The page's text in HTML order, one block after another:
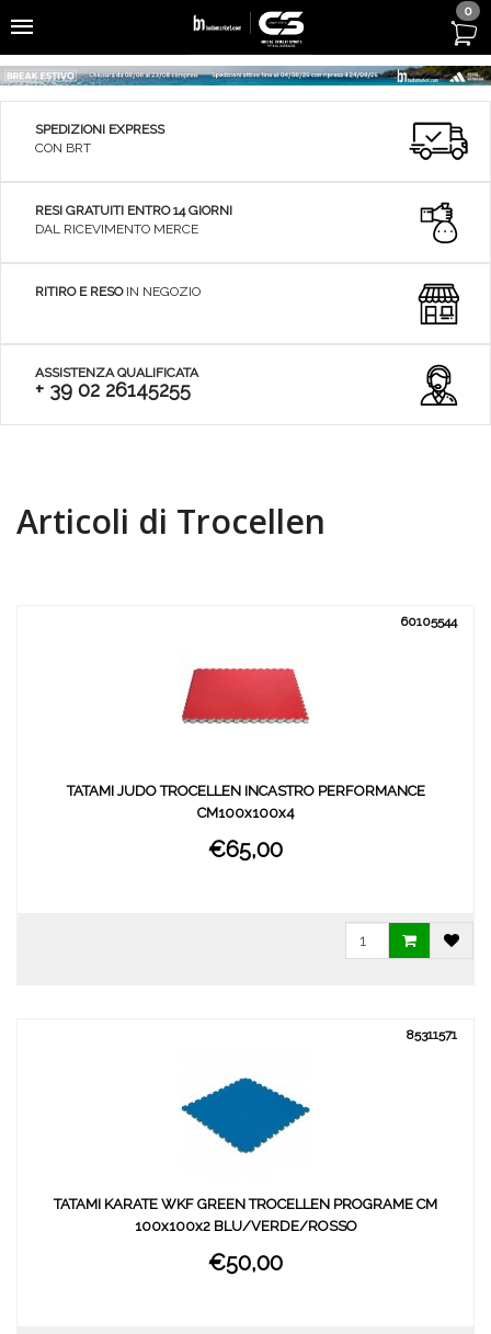
0
SPEDIZIONI EXPRESS
CON BRT
RESI GRATUITI ENTRO 14 GIORNI
DAL RICEVIMENTO MERCE
RITIRO E RESOIN NEGOZIO
ASSISTENZA QUALIFICATA
+ 39 02 26145255
Articoli di Trocellen
60105544
TATAMI JUDO TROCELLEN INCASTRO PERFORMANCE
CM100x100x4
€65,00
85311571
TATAMI KARATE WKF GREEN TROCELLEN PROGRAME CM
100x100x2 BLU/VERDE/ROSSO
€50,00